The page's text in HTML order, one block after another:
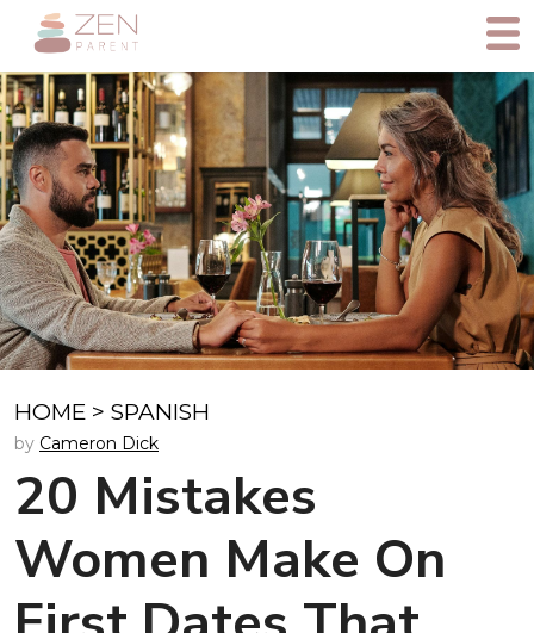
HOME > SPANISH
by Cameron Dick
20 Mistakes
Women Make On